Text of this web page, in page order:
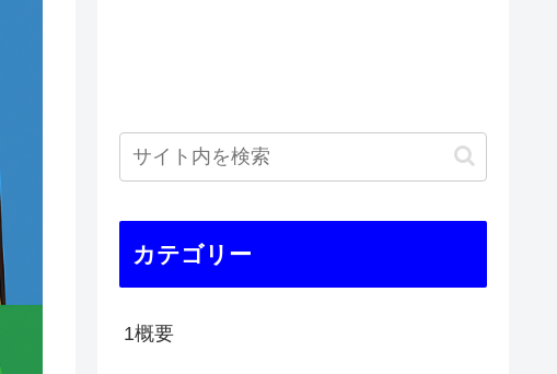
カテゴリー
1概要